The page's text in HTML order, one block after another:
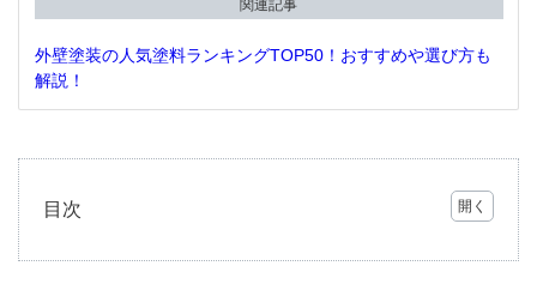
関連記事
外壁塗装の人気塗料ランキングTOP50！おすすめや選び方も
解説！
目次
ファ